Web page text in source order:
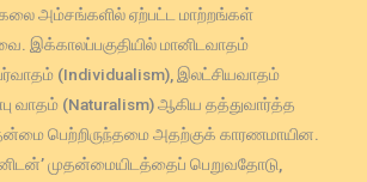
அம்சங்களில் ஏற்பட்ட மாற்றங்கள்
இக்காலப்பகுதியில் மானிடவாதம்
(Individualism), இலட்சியவாதம்
வாதம் (Naturalism) ஆகிய தத்துவார்த்த
பெற்றிருந்தமை அதற்குக் காரணமாயின.
முதன்மையிடத்தைப் பெறுவதோடு,